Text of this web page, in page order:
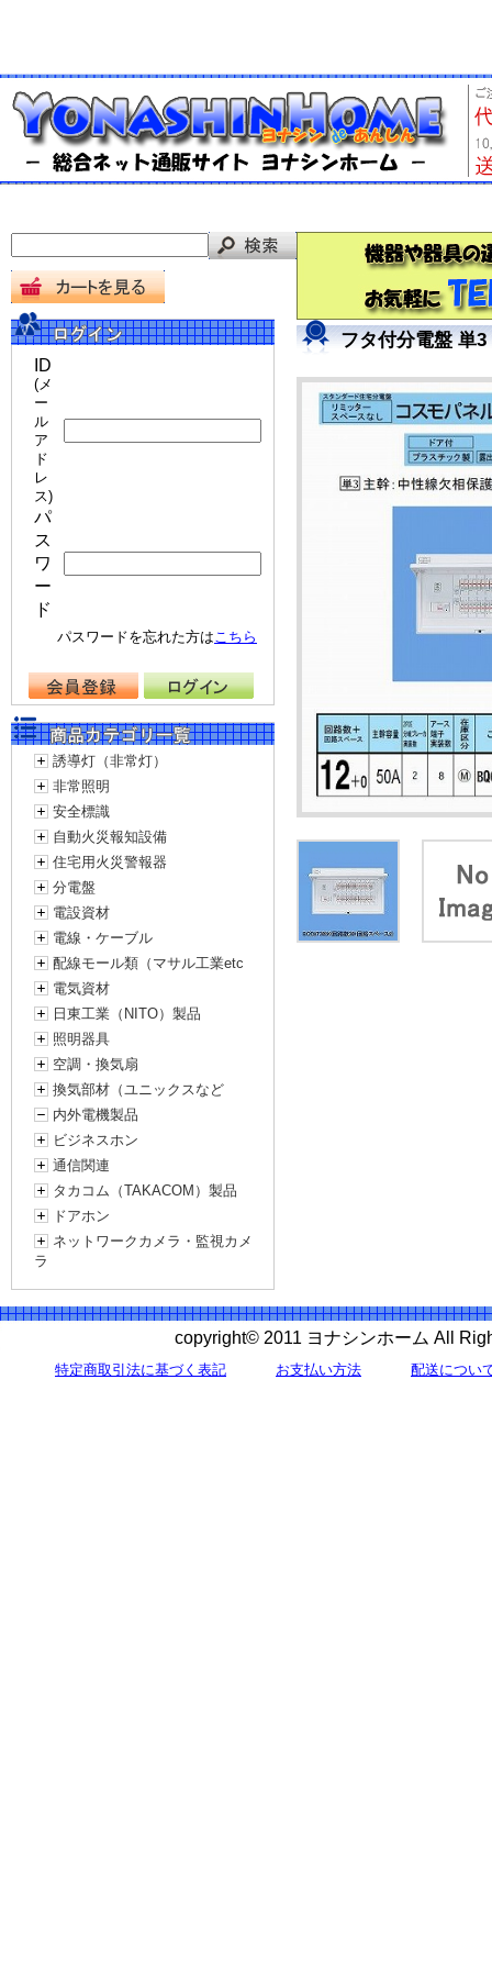
ID
(メ
ー
ル
ア
ド
レ
ス)
パ
ス
ワ
ー
ド
パスワードを忘れた方はこちら
誘導灯（非常灯）
非常照明
安全標識
自動火災報知設備
住宅用火災警報器
分電盤
電設資材
電線・ケーブル
配線モール類（マサル工業etc
電気資材
日東工業（NITO）製品
照明器具
空調・換気扇
換気部材（ユニックスなど
内外電機製品
ビジネスホン
通信関連
タカコム（TAKACOM）製品
ドアホン
ネットワークカメラ・監視カメ
ラ
フタ付分電盤 単
copyright© 2011 ヨナシンホーム All
特定商取引法に基づく表記 お支払い方法 配送につい